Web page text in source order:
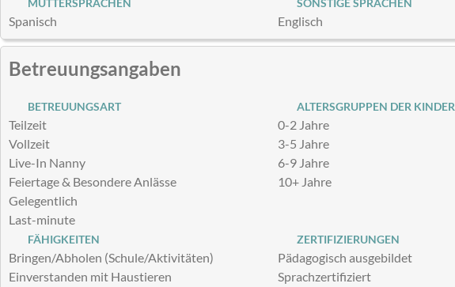
MUTTERSPRACHEN
Spanisch
SONSTIGE SPRACHEN
Englisch
Betreuungsangaben
BETREUUNGSART
Teilzeit
Vollzeit
Live-In Nanny
Feiertage & Besondere Anlässe
Gelegentlich
Last-minute
ALTERSGRUPPEN DER KINDER
0-2 Jahre
3-5 Jahre
6-9 Jahre
10+ Jahre
FÄHIGKEITEN
Bringen/Abholen (Schule/Aktivitäten)
Einverstanden mit Haustieren
ZERTIFIZIERUNGEN
Pädagogisch ausgebildet
Sprachzertifiziert